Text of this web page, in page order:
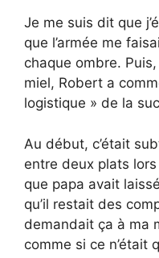
Je me suis dit que
que l’armée me
chaque ombre.
miel, Robert a
logistique » de la
Au début, c’était
entre deux plats
que papa avait
qu’il restait des
demandait ça à ma
comme si ce n’était